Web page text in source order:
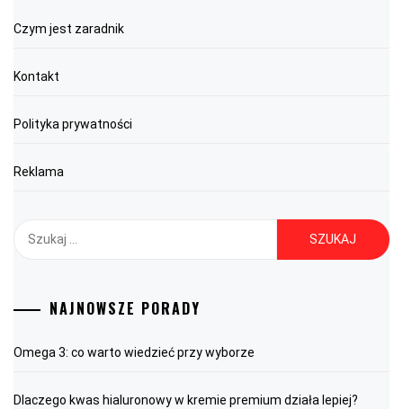
Czym jest zaradnik
Kontakt
Polityka prywatności
Reklama
NAJNOWSZE PORADY
Omega 3: co warto wiedzieć przy wyborze
Dlaczego kwas hialuronowy w kremie premium działa lepiej?